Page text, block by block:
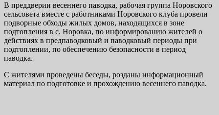
В преддверии весеннего паводка, рабочая группа Норовского
сельсовета вместе с работниками Норовского клуба провели
подворные обходы жилых домов, находящихся в зоне
подтопления в с. Норовка, по информированию жителей о
действиях в предпаводковый и паводковый периоды при
подтоплении, по обеспечению безопасности в период
паводка.
С жителями проведены беседы, розданы информационный
материал по подготовке и прохождению весеннего паводка.